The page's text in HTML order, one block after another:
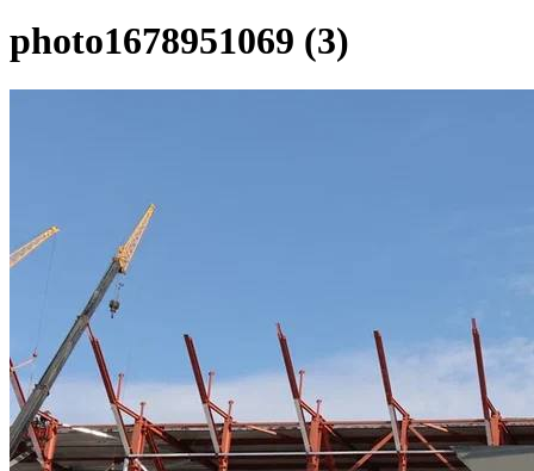
photo1678951069 (3)